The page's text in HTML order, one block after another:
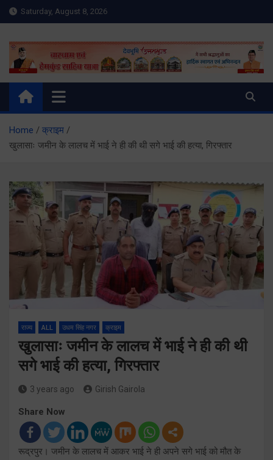
Skip
to
Saturday, August 8, 2026
Meru Raibar | Uttarakhand
News | Uttarkashi News
meruraibar.com
Home
क्राइम
खुलासाः जमीन के लालच में भाई ने ही की थी सगे भाई की हत्या, गिरफ्तार
राज्य ALL उधम सिंह नगर क्राइम
खुलासाः जमीन के लालच में भाई ने ही की थी
सगे भाई की हत्या, गिरफ्तार
3 years ago Girish Gairola
Share Now
रूद्रपुर। जमीन के लालच में आकर भाई ने ही अपने सगे भाई को मौत के